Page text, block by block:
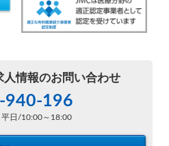
人情報のお問い合わせ
940-196
平日/10:00～18:00